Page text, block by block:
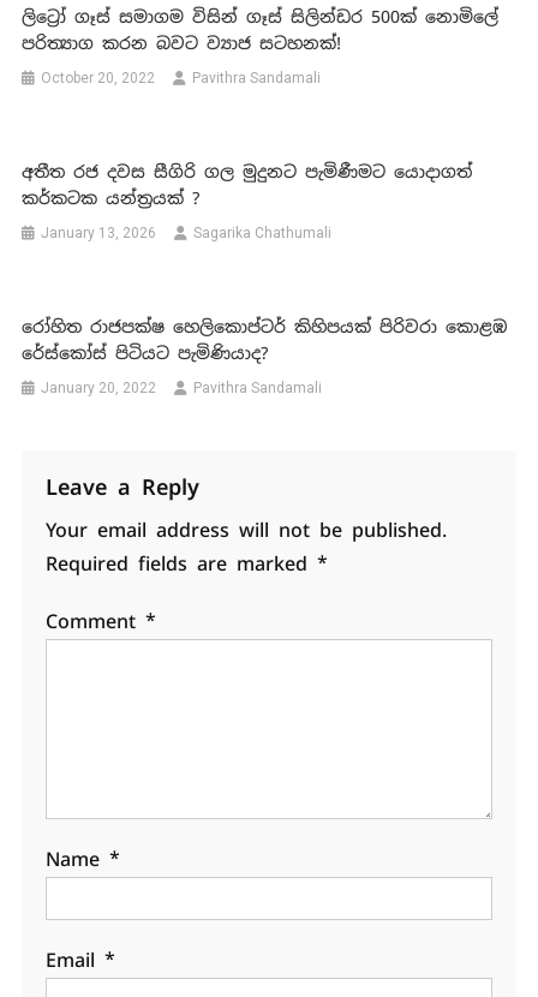
ලිට්‍රෝ ගෑස් සමාගම විසින් ගෑස් සිලින්ඩර 500ක් නොමිලේ
පරිත්‍යාග කරන බවට ව්‍යාජ සටහනක්!
October 20, 2022 Pavithra Sandamali
අතීත රජ දවස සීගිරි ගල මුදුනට පැමිණීමට යොදාගත්
කර්කටක යන්ත්‍රයක් ?
January 13, 2026 Sagarika Chathumali
රෝහිත රාජපක්ෂ හෙලිකොප්ටර් කිහිපයක් පිරිවරා කොළඹ
රේස්කෝස් පිටියට පැමිණියාද?
January 20, 2022 Pavithra Sandamali
Leave a Reply
Your email address will not be published.
Required fields are marked *
Comment *
Name *
Email *